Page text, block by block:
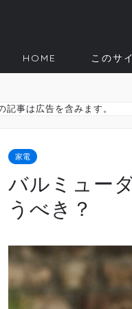
HOME このサ
記事は広告を含みます。
家電
バルミュー
うべき？